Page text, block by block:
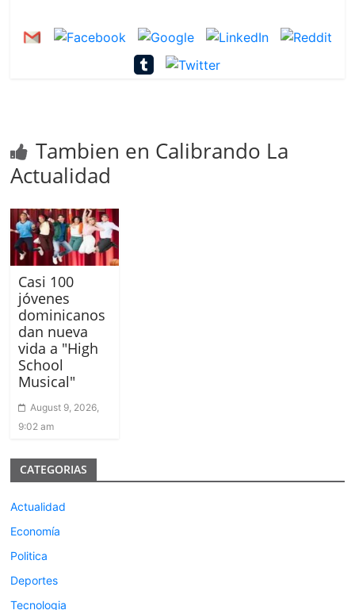
Tambien en Calibrando La
Actualidad
Casi 100
jóvenes
dominicanos
dan nueva
vida a "High
School
Musical"
August 9, 2026,
9:02 am
CATEGORIAS
Actualidad
Economía
Politica
Deportes
Tecnologia